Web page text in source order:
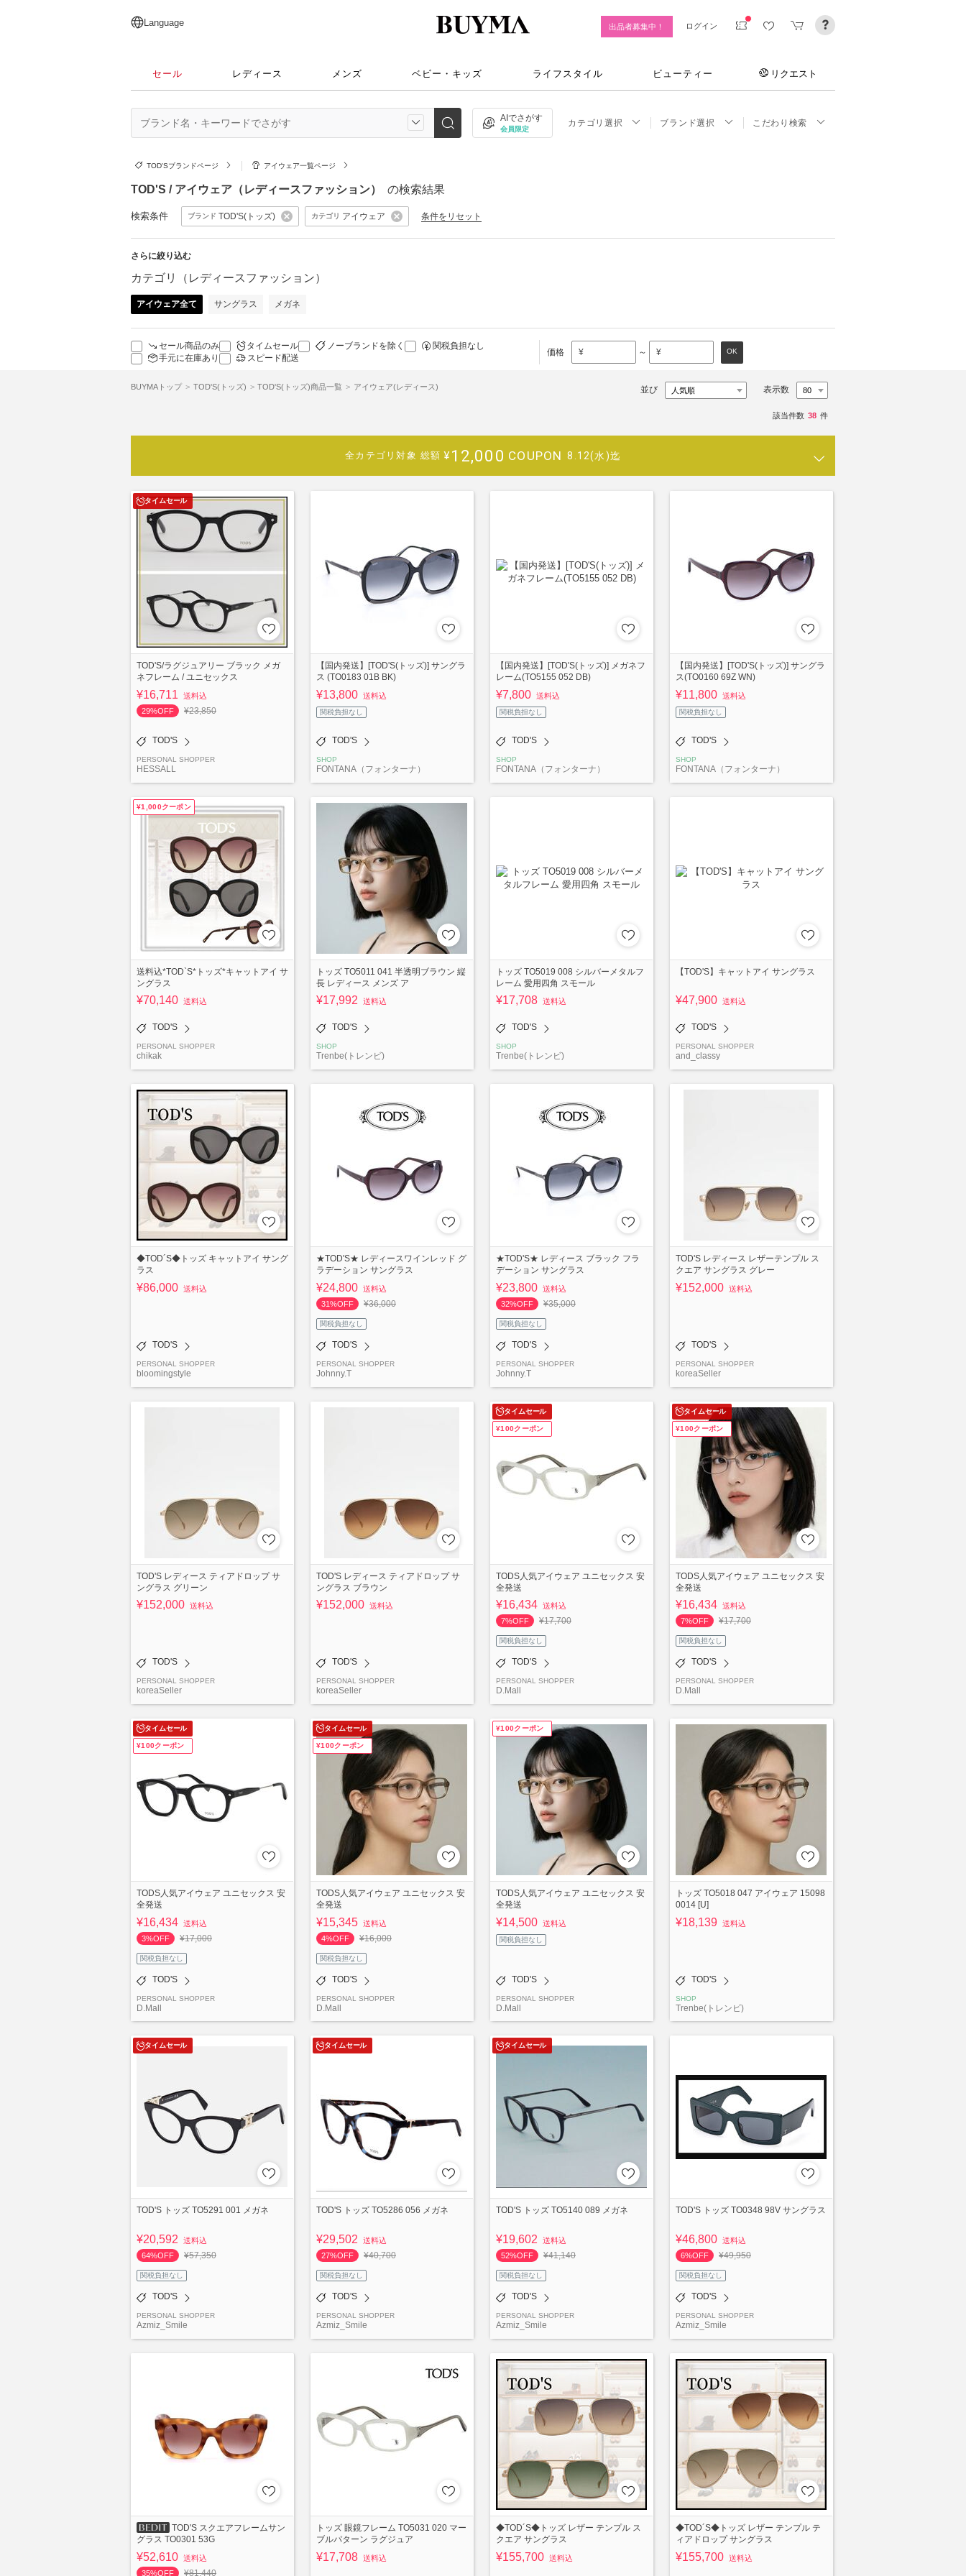
日本語
English
简体中文
繁體中文
Language 出品者募集中！ ログイン
セール レディース メンズ ベビー・キッズ ライフスタイル ビューティー リクエスト
AIでさがす
会員限定
カテゴリ選択 ブランド選択 こだわり検索
TOD'Sブランドページ アイウェア一覧ページ
TOD'S / アイウェア（レディースファッション） の検索結果
検索条件 ブランド TOD'S(トッズ) カテゴリ アイウェア 条件をリセット
さらに絞り込む
カテゴリ（レディースファッション）
アイウェア全て サングラス メガネ
セール商品のみ タイムセール ノーブランドを除く
関税負担なし
手元に在庫あり
スピード配送
価格 ¥ ～ ¥ OK
BUYMAトップ TOD'S(トッズ) TOD'S(トッズ)商品一覧 アイウェア(レディース) 並び 表示数
該当件数 38 件
全カテゴリ対象 総額 ¥12,000 COUPON 8.12(水)迄
タイムセール
TOD'S/ラグジュアリー ブラック メガ
ネフレーム / ユニセックス
¥16,711
送料込
29%OFF
¥23,850
TOD'S
PERSONAL SHOPPER
HESSALL
【国内発送】[TOD'S(トッズ)] サングラ
ス (TO0183 01B BK)
¥13,800 送料込
関税負担なし
TOD'S
SHOP
FONTANA（フォンターナ）
【国内発送】[TOD'S(トッズ)] メガネフ
レーム(TO5155 052 DB)
¥7,800 送料込
関税負担なし
TOD'S
SHOP
FONTANA（フォンターナ）
【国内発送】[TOD'S(トッズ)] サングラ
ス(TO0160 69Z WN)
¥11,800 送料込
関税負担なし
TOD'S
SHOP
FONTANA（フォンターナ）
¥1,000クーポン
送料込*TOD`S*トッズ*キャットアイ サ
ングラス
¥70,140 送料込
TOD'S
PERSONAL SHOPPER
chikak
トッズ TO5011 041 半透明ブラウン 縦
長 レディース メンズ ア
¥17,992 送料込
TOD'S
SHOP
Trenbe(トレンビ)
トッズ TO5019 008 シルバーメタルフ
レーム 愛用四角 スモール
¥17,708 送料込
TOD'S
SHOP
Trenbe(トレンビ)
【TOD'S】キャットアイ サングラス
¥47,900 送料込
TOD'S
PERSONAL SHOPPER
and_classy
◆TOD´S◆トッズ キャットアイ サング
ラス
¥86,000 送料込
TOD'S
PERSONAL SHOPPER
bloomingstyle
★TOD'S★ レディースワインレッド グ
ラデーション サングラス
¥24,800 送料込
31%OFF
¥36,000
関税負担なし
TOD'S
PERSONAL SHOPPER
Johnny.T
★TOD'S★ レディース ブラック フラ
デーション サングラス
¥23,800 送料込
32%OFF
¥35,000
関税負担なし
TOD'S
PERSONAL SHOPPER
Johnny.T
TOD'S レディース レザーテンプル ス
クエア サングラス グレー
¥152,000 送料込
TOD'S
PERSONAL SHOPPER
koreaSeller
TOD'S レディース ティアドロップ サ
ングラス グリーン
¥152,000 送料込
TOD'S
PERSONAL SHOPPER
koreaSeller
TOD'S レディース ティアドロップ サ
ングラス ブラウン
¥152,000 送料込
TOD'S
PERSONAL SHOPPER
koreaSeller
タイムセール
¥100クーポン
TODS人気アイウェア ユニセックス 安
全発送
¥16,434 送料込
7%OFF
¥17,700
関税負担なし
TOD'S
PERSONAL SHOPPER
D.Mall
タイムセール
¥100クーポン
TODS人気アイウェア ユニセックス 安
全発送
¥16,434 送料込
7%OFF
¥17,700
関税負担なし
TOD'S
PERSONAL SHOPPER
D.Mall
タイムセール
¥100クーポン
TODS人気アイウェア ユニセックス 安
全発送
¥16,434 送料込
3%OFF
¥17,000
関税負担なし
TOD'S
PERSONAL SHOPPER
D.Mall
タイムセール
¥100クーポン
TODS人気アイウェア ユニセックス 安
全発送
¥15,345 送料込
4%OFF
¥16,000
関税負担なし
TOD'S
PERSONAL SHOPPER
D.Mall
¥100クーポン
TODS人気アイウェア ユニセックス 安
全発送
¥14,500 送料込
関税負担なし
TOD'S
PERSONAL SHOPPER
D.Mall
トッズ TO5018 047 アイウェア 15098
0014 [U]
¥18,139 送料込
TOD'S
SHOP
Trenbe(トレンビ)
タイムセール
TOD'S トッズ TO5291 001 メガネ
¥20,592
送料込
64%OFF
¥57,350
関税負担なし
TOD'S
PERSONAL SHOPPER
Azmiz_Smile
タイムセール
TOD'S トッズ TO5286 056 メガネ
¥29,502
送料込
27%OFF
¥40,700
関税負担なし
TOD'S
PERSONAL SHOPPER
Azmiz_Smile
タイムセール
TOD'S トッズ TO5140 089 メガネ
¥19,602
送料込
52%OFF
¥41,140
関税負担なし
TOD'S
PERSONAL SHOPPER
Azmiz_Smile
TOD'S トッズ TO0348 98V サングラス
¥46,800 送料込
6%OFF
¥49,950
関税負担なし
TOD'S
PERSONAL SHOPPER
Azmiz_Smile
TOD'S スクエアフレームサン
グラス TO0301 53G
¥52,610 送料込
35%OFF
¥81,440
トッズ 眼鏡フレーム TO5031 020 マー
ブルパターン ラグジュア
¥17,708 送料込
◆TOD´S◆トッズ レザー テンプル ス
クエア サングラス
¥155,700 送料込
◆TOD´S◆トッズ レザー テンプル テ
ィアドロップ サングラス
¥155,700 送料込